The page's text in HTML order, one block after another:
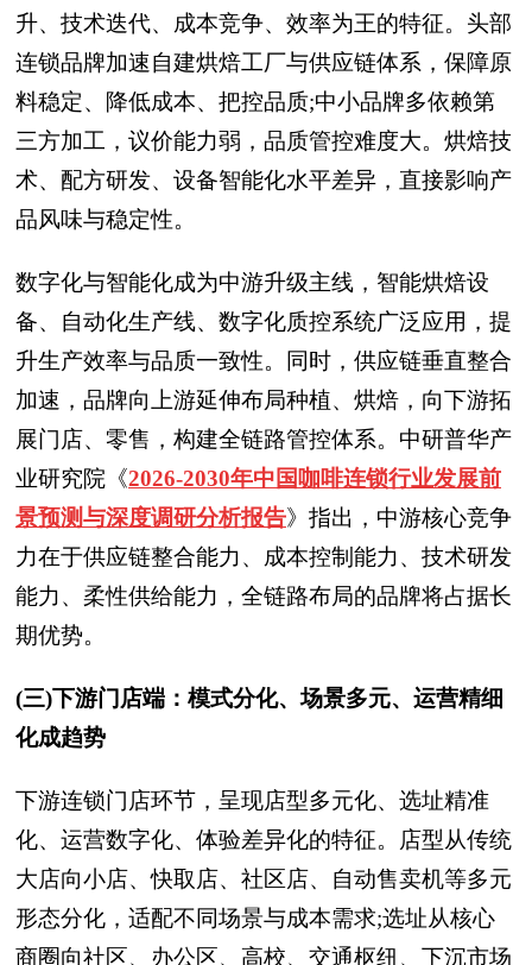
升、技术迭代、成本竞争、效率为王的特征。头部
连锁品牌加速自建烘焙工厂与供应链体系，保障原
料稳定、降低成本、把控品质;中小品牌多依赖第
三方加工，议价能力弱，品质管控难度大。烘焙技
术、配方研发、设备智能化水平差异，直接影响产
品风味与稳定性。
数字化与智能化成为中游升级主线，智能烘焙设
备、自动化生产线、数字化质控系统广泛应用，提
升生产效率与品质一致性。同时，供应链垂直整合
加速，品牌向上游延伸布局种植、烘焙，向下游拓
展门店、零售，构建全链路管控体系。中研普华产
业研究院 《2026-2030年中国咖啡连锁行业发展前
景预测与深度调研分析报告》 指出，中游核心竞争
力在于供应链整合能力、成本控制能力、技术研发
能力、柔性供给能力，全链路布局的品牌将占据长
期优势。
(三)下游门店端：模式分化、场景多元、运营精细
化成趋势
下游连锁门店环节，呈现店型多元化、选址精准
化、运营数字化、体验差异化的特征。店型从传统
大店向小店、快取店、社区店、自动售卖机等多元
形态分化，适配不同场景与成本需求;选址从核心
商圈向社区、办公区、高校、交通枢纽、下沉市场